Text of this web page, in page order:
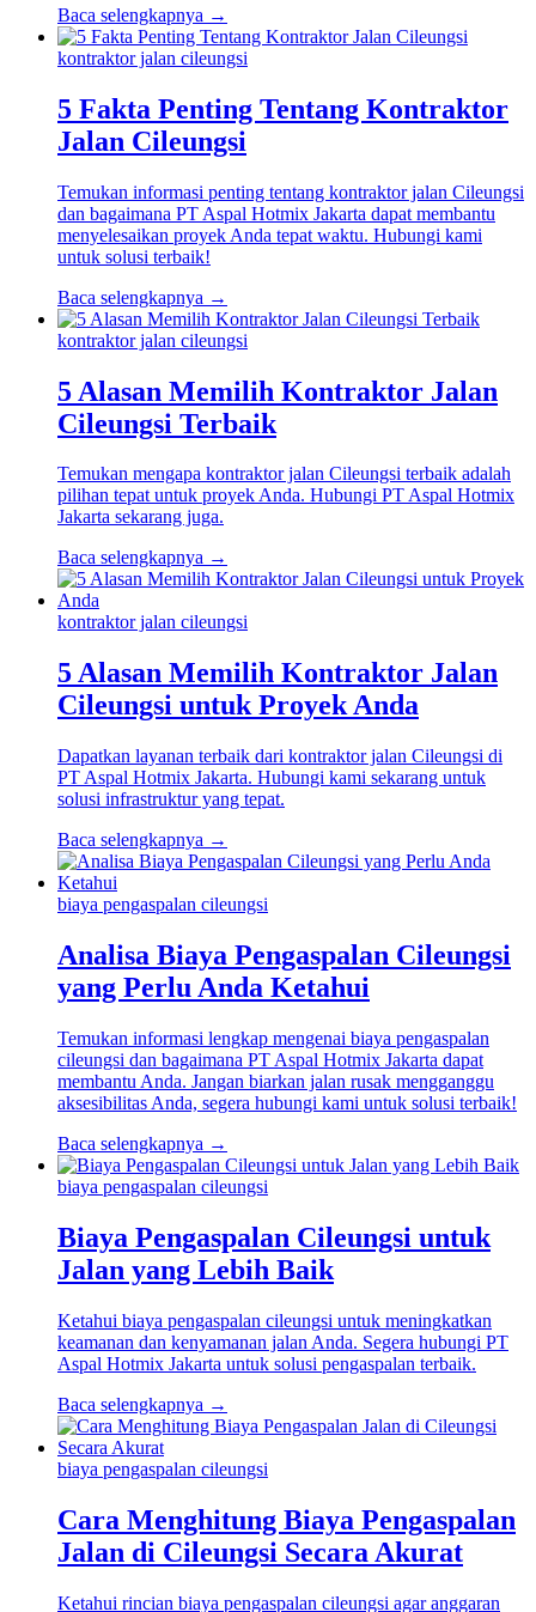
Baca selengkapnya →
kontraktor jalan cileungsi
5 Fakta Penting Tentang Kontraktor
Jalan Cileungsi
Temukan informasi penting tentang kontraktor jalan Cileungsi
dan bagaimana PT Aspal Hotmix Jakarta dapat membantu
menyelesaikan proyek Anda tepat waktu. Hubungi kami
untuk solusi terbaik!
Baca selengkapnya →
kontraktor jalan cileungsi
5 Alasan Memilih Kontraktor Jalan
Cileungsi Terbaik
Temukan mengapa kontraktor jalan Cileungsi terbaik adalah
pilihan tepat untuk proyek Anda. Hubungi PT Aspal Hotmix
Jakarta sekarang juga.
Baca selengkapnya →
kontraktor jalan cileungsi
5 Alasan Memilih Kontraktor Jalan
Cileungsi untuk Proyek Anda
Dapatkan layanan terbaik dari kontraktor jalan Cileungsi di
PT Aspal Hotmix Jakarta. Hubungi kami sekarang untuk
solusi infrastruktur yang tepat.
Baca selengkapnya →
biaya pengaspalan cileungsi
Analisa Biaya Pengaspalan Cileungsi
yang Perlu Anda Ketahui
Temukan informasi lengkap mengenai biaya pengaspalan
cileungsi dan bagaimana PT Aspal Hotmix Jakarta dapat
membantu Anda. Jangan biarkan jalan rusak mengganggu
aksesibilitas Anda, segera hubungi kami untuk solusi terbaik!
Baca selengkapnya →
biaya pengaspalan cileungsi
Biaya Pengaspalan Cileungsi untuk
Jalan yang Lebih Baik
Ketahui biaya pengaspalan cileungsi untuk meningkatkan
keamanan dan kenyamanan jalan Anda. Segera hubungi PT
Aspal Hotmix Jakarta untuk solusi pengaspalan terbaik.
Baca selengkapnya →
biaya pengaspalan cileungsi
Cara Menghitung Biaya Pengaspalan
Jalan di Cileungsi Secara Akurat
Ketahui rincian biaya pengaspalan cileungsi agar anggaran